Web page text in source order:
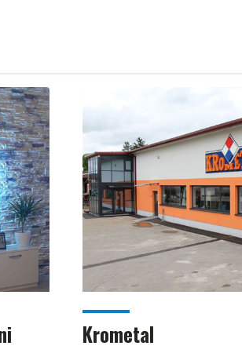
Krometal